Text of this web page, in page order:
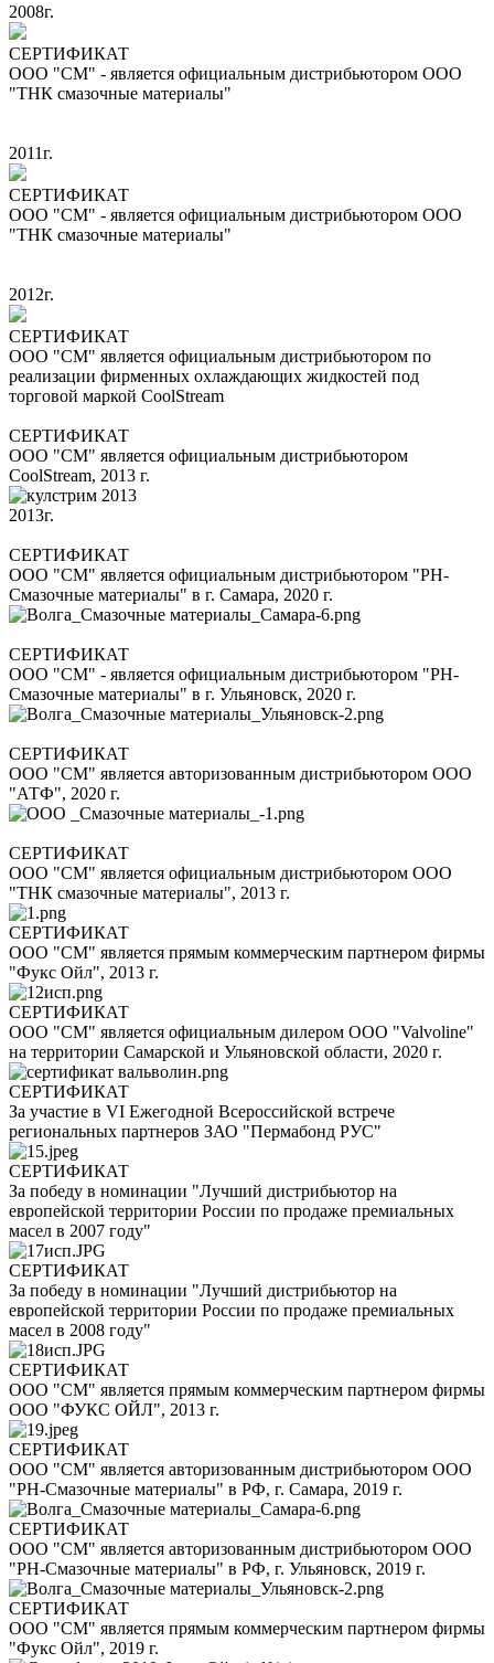
2008г.
СЕРТИФИКАТ
ООО "СМ" - является официальным дистрибьютором ООО
"ТНК смазочные материалы"
2011г.
СЕРТИФИКАТ
ООО "СМ" - является официальным дистрибьютором ООО
"ТНК смазочные материалы"
2012г.
СЕРТИФИКАТ
ООО "СМ" является официальным дистрибьютором по
реализации фирменных охлаждающих жидкостей под
торговой маркой CoolStream
СЕРТИФИКАТ
ООО "СМ" является официальным дистрибьютором
CoolStream, 2013 г.
2013г.
СЕРТИФИКАТ
ООО "СМ" является официальным дистрибьютором "РН-
Смазочные материалы" в г. Самара, 2020 г.
СЕРТИФИКАТ
ООО "СМ" - является официальным дистрибьютором "РН-
Смазочные материалы" в г. Ульяновск, 2020 г.
СЕРТИФИКАТ
ООО "СМ" является авторизованным дистрибьютором ООО
"АТФ", 2020 г.
СЕРТИФИКАТ
ООО "СМ" является официальным дистрибьютором ООО
"ТНК смазочные материалы", 2013 г.
СЕРТИФИКАТ
ООО "СМ" является прямым коммерческим партнером фирмы
"Фукс Ойл", 2013 г.
СЕРТИФИКАТ
ООО "СМ" является официальным дилером ООО "Valvoline"
на территории Самарской и Ульяновской области, 2020 г.
СЕРТИФИКАТ
За участие в VI Ежегодной Всероссийской встрече
региональных партнеров ЗАО "Пермабонд РУС"
СЕРТИФИКАТ
За победу в номинации "Лучший дистрибьютор на
европейской территории России по продаже премиальных
масел в 2007 году"
СЕРТИФИКАТ
За победу в номинации "Лучший дистрибьютор на
европейской территории России по продаже премиальных
масел в 2008 году"
СЕРТИФИКАТ
ООО "СМ" является прямым коммерческим партнером фирмы
ООО "ФУКС ОЙЛ", 2013 г.
СЕРТИФИКАТ
ООО "СМ" является авторизованным дистрибьютором ООО
"РН-Смазочные материалы" в РФ, г. Самара, 2019 г.
СЕРТИФИКАТ
ООО "СМ" является авторизованным дистрибьютором ООО
"РН-Смазочные материалы" в РФ, г. Ульяновск, 2019 г.
СЕРТИФИКАТ
ООО "СМ" является прямым коммерческим партнером фирмы
"Фукс Ойл", 2019 г.